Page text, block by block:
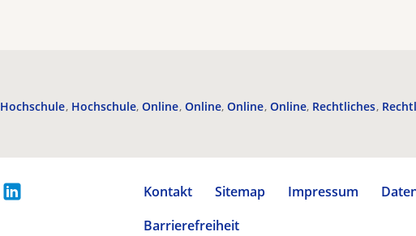
Hochschule Hochschule Online Online Online Online Rechtliches
Kontakt Sitemap Impressum
Barrierefreiheit